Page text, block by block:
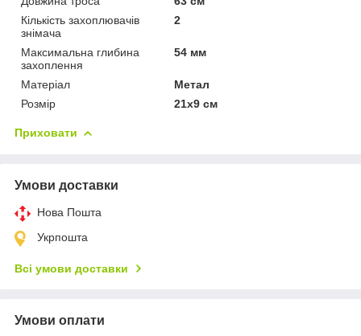
Кількість захоплювачів
знімача
2
Максимальна глибина
захоплення
54 мм
Матеріал
Метал
Розмір
21х9 см
Приховати
Умови доставки
Нова Пошта
Укрпошта
Всі умови доставки
Умови оплати